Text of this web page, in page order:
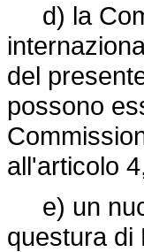
d) la
del
possono
all'articolo
e) un
questura di